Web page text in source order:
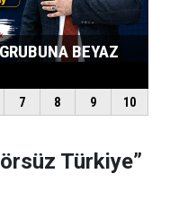
Türkiye”